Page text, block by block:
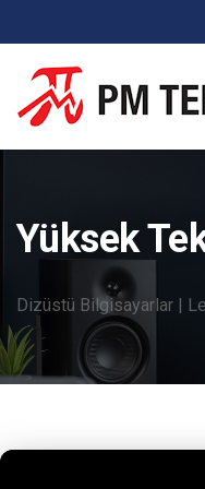
Yüksek
Dizüstü Bilgisayarlar |